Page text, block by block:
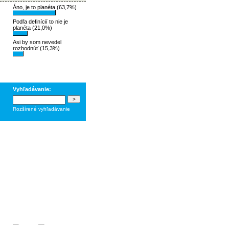
Áno, je to planéta (63,7%)
Podľa definícií to nie je
planéta (21,0%)
Asi by som nevedel
rozhodnúť (15,3%)
Vyhľadávanie:
Rozšírené vyhľadávanie